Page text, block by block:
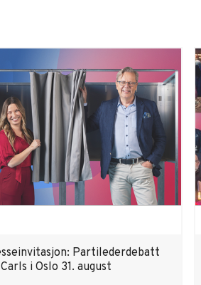
Partilederdebatt
i Oslo 31. august